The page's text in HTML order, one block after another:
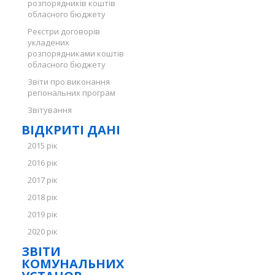
розпорядників коштів
обласного бюджету
Реєстри договорів
укладених
розпорядниками коштів
обласного бюджету
Звіти про виконання
регіональних програм
Звітування
ВІДКРИТІ ДАНІ
2015 рік
2016 рік
2017 рік
2018 рік
2019 рік
2020 рік
ЗВІТИ
КОМУНАЛЬНИХ